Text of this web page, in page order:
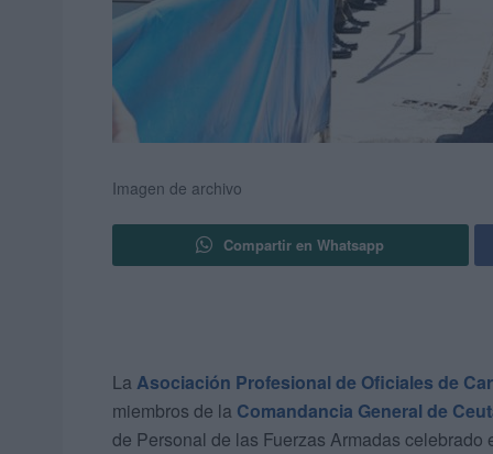
Imagen de archivo
Compartir en Whatsapp
La Asociación Profesional de Oficiales de
miembros de la Comandancia General de
de Personal de las Fuerzas Armadas celebrado